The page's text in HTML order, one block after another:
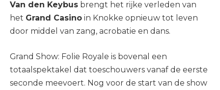
Van den Keybus brengt het rijke verleden van
het Grand Casino in Knokke opnieuw tot leven
door middel van zang, acrobatie en dans.
Grand Show: Folie Royale is bovenal een
totaalspektakel dat toeschouwers vanaf de eerste
seconde meevoert. Nog voor de start van de show